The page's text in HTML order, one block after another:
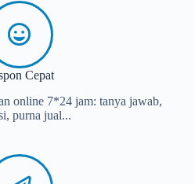
Cepat
online 7*24 jam: tanya jawab,
purna jual...